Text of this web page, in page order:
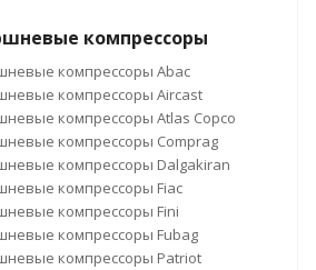
компрессоры
компрессоры Abac
компрессоры Aircast
компрессоры Atlas Copco
компрессоры Comprag
компрессоры Dalgakiran
компрессоры Fiac
компрессоры Fini
компрессоры Fubag
компрессоры Patriot